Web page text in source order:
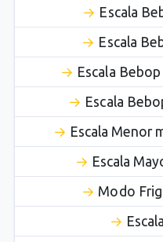
Escala
Escala
Escala
Escala
Escala Menor
Escala
Modo